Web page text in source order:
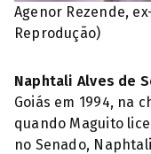
Agenor Rezende,
Reprodução)
Naphtali Alves de
Goiás em 1994, na
quando Maguito
no Senado,